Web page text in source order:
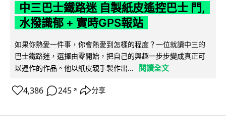
中三巴士鐵路迷 自製紙皮遙控巴士 門,
水撥識郁 + 實時GPS報站
如果你熱愛一件事，你會熱愛到怎樣的程度？一位就讀中三的
巴士鐵路迷，選擇由零開始，把自己的興趣一步步變成真正可
以運作的作品。他以紙皮親手製作出...
閱讀全文
4,386 245 ↗ 分享